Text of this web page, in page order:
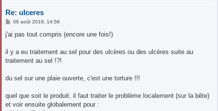
Re: ulceres
M
s
g
e
06 août 2019, 14:56
j'ai pas tout compris (encore une fois!)
il y a eu traitement au sel pour des ulcères ou des ulcères suite au
traitement au sel !?!
du sel sur une plaie ouverte, c'est une torture !!!
quel que soit le produit, il faut traiter le problème localement (sur la bête)
et voir ensuite globalement pour :